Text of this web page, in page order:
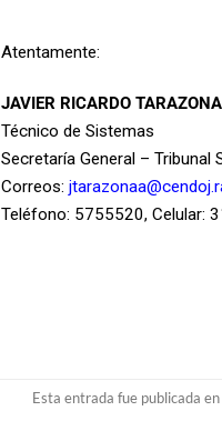
Atentamente:
JAVIER RICARDO
Técnico de Sistemas
Secretaría General –
Correos:
Teléfono: 5755520, Celular:
Esta entrada fue publicada en